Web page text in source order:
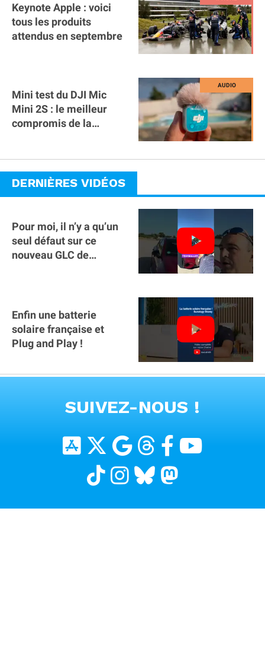
Keynote Apple : voici
tous les produits
attendus en septembre
Mini test du DJI Mic
Mini 2S : le meilleur
compromis de la
DERNIÈRES VIDÉOS
Pour moi, il n’y a qu’un
seul défaut sur ce
nouveau GLC de
Enfin une batterie
solaire française et
Plug and Play !
SUIVEZ-NOUS !